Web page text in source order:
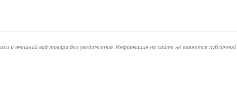
и внешний вид товара без уведомления. Информация на сайте не является